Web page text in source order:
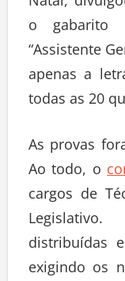
Natal,
o gabarito
“Assistente
apenas a
todas as 20
As provas
Ao todo, o
cargos de
distribuídas
exigindo os